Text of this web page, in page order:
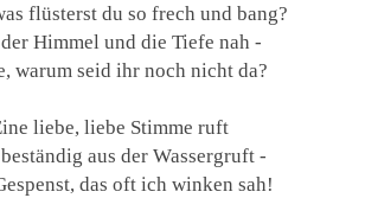
flüsterst du so frech und bang?
Himmel und die Tiefe nah -
warum seid ihr noch nicht da?
liebe, liebe Stimme ruft
aus der Wassergruft -
das oft ich winken sah!